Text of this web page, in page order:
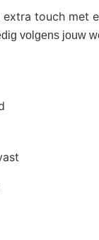
touch met
volgens jouw